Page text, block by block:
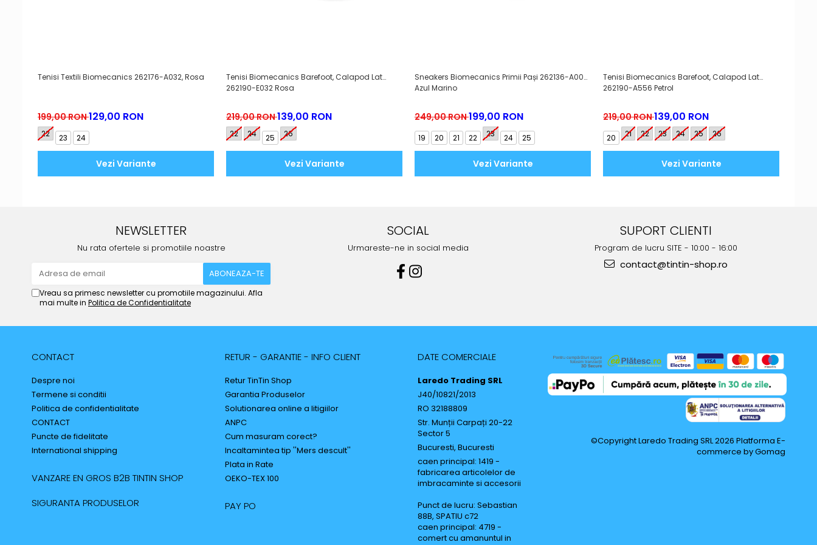
Tenisi Textili Biomecanics 262176-A032, Rosa
199,00 RON129,00 RON
22 23 24
Vezi Variante
Tenisi Biomecanics Barefoot, Calapod Lat
262190-E032 Rosa
219,00 RON139,00 RON
22 24 25 26
Vezi Variante
Sneakers Biomecanics Primii Pași 262136-A008
Azul Marino
249,00 RON199,00 RON
19 20 21 22 23 24 25
Vezi Variante
Tenisi Biomecanics Barefoot, Calapod Lat
262190-A556 Petrol
219,00 RON139,00 RON
20 21 22 23 24 25 26
Vezi Variante
NEWSLETTER
Nu rata ofertele si promotiile noastre
Vreau sa primesc newsletter cu promotiile magazinului. Afla
mai multe in Politica de Confidentialitate
SOCIAL
Urmareste-ne in social media
SUPORT CLIENTI
Program de lucru SITE - 10:00 - 16:00
contact@tintin-shop.ro
CONTACT
Despre noi
Termene si conditii
Politica de confidentialitate
CONTACT
Puncte de fidelitate
International shipping
VANZARE EN GROS B2B TINTIN SHOP
SIGURANTA PRODUSELOR
RETUR - GARANTIE - INFO CLIENT
Retur TinTin Shop
Garantia Produselor
Solutionarea online a litigiilor
ANPC
Cum masuram corect?
Incaltamintea tip ''Mers descult''
Plata in Rate
OEKO-TEX 100
PAY PO
DATE COMERCIALE
Laredo Trading SRL
J40/10821/2013
RO 32188809
Str. Munții Carpați 20-22
Sector 5
Bucuresti, Bucuresti
caen principal: 1419 -
fabricarea articolelor de
imbracaminte si accesorii
Punct de lucru: Sebastian
88B, SPATIU c72
caen principal: 4719 -
comert cu amanuntul in
©Copyright Laredo Trading SRL 2026 Platforma E-
commerce by Gomag